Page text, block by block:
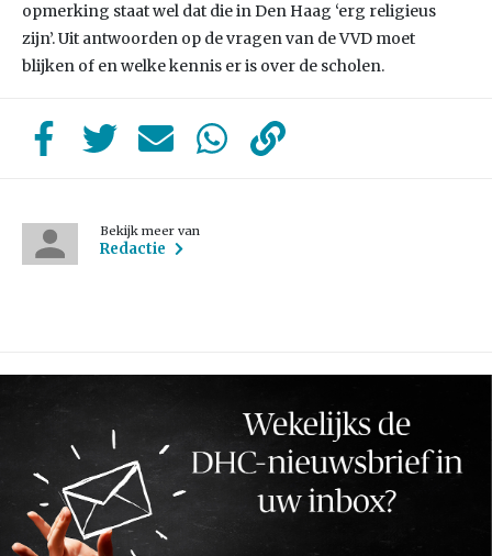
opmerking staat wel dat die in Den Haag ‘erg religieus
zijn’. Uit antwoorden op de vragen van de VVD moet
blijken of en welke kennis er is over de scholen.
Bekijk meer van
Redactie